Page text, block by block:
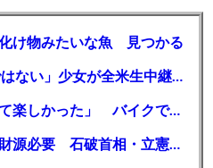
化け物みたいな魚 見つかる
【MLB】「大谷は謙虚ではない」少女が全米生中継で突然の大谷翔平批判 サイン無視された過去明かす
【千葉】「みんなで走れて楽しかった」 バイクでバースデー集団暴走 男女５７人を書類送検 SNSで参加者募る
ガソリン減税、１兆円の財源必要 石破首相・立憲野田氏「財源は死に物狂いで確保しなければならない」「本当に死に物狂いで」